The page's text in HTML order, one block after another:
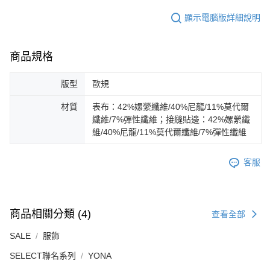
顯示電腦版詳細說明
商品規格
版型 歐規
材質
表布：42%嫘縈纖維/40%尼龍/11%莫代爾
纖維/7%彈性纖維；接縫貼邊：42%嫘縈纖
維/40%尼龍/11%莫代爾纖維/7%彈性纖維
客服
商品相關分類 (4) 查看全部
SALE 服飾
SELECT聯名系列 YONA